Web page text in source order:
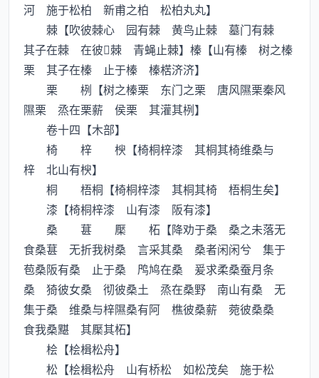
河 施于松柏 新甫之柏 松柏丸丸】
棘【吹彼棘心 园有棘 黄鸟止棘 墓门有棘
其子在棘 在彼棘 青蝇止棘】榛【山有榛 树之榛
栗 其子在榛 止于榛 榛楛济济】
栗 栵【树之榛栗 东门之栗 唐风隰栗秦风
隰栗 烝在栗薪 侯栗 其灌其栵】
卷十四【木部】
椅 梓 楰【椅桐梓漆 其桐其椅维桑与
梓 北山有楰】
桐 梧桐【椅桐梓漆 其桐其椅 梧桐生矣】
漆【椅桐梓漆 山有漆 阪有漆】
桑 葚 檿 柘【降劝于桑 桑之未落无
食桑葚 无折我树桑 言采其桑 桑者闲闲兮 集于
苞桑阪有桑 止于桑 鸤鸠在桑 爰求柔桑蚕月条
桑 猗彼女桑 彻彼桑土 烝在桑野 南山有桑 无
集于桑 维桑与梓隰桑有阿 樵彼桑薪 菀彼桑桑
食我桑黮 其檿其柘】
桧【桧楫松舟】
松【桧楫松舟 山有桥松 如松茂矣 施于松